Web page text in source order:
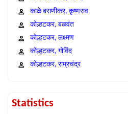
काळे बसणीकर, कृष्णराव
कोल्हटकर, बळवंत
कोल्हटकर, लक्ष्मण
कोल्हटकर, गोविंद
कोल्हटकर, राम्रचंद्र
Statistics